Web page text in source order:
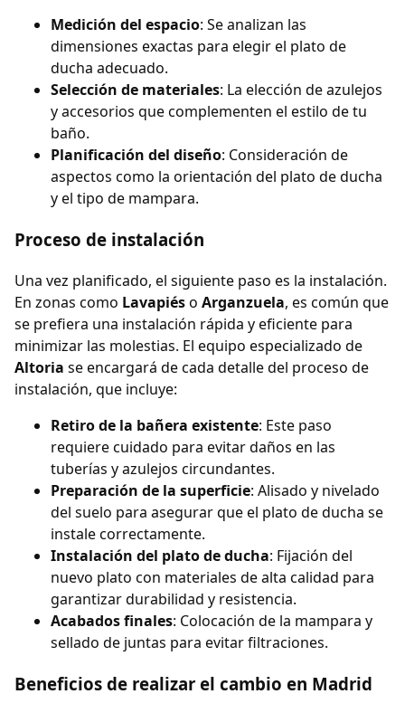
Medición del espacio: Se analizan las
dimensiones exactas para elegir el plato de
ducha adecuado.
Selección de materiales: La elección de azulejos
y accesorios que complementen el estilo de tu
baño.
Planificación del diseño: Consideración de
aspectos como la orientación del plato de ducha
y el tipo de mampara.
Proceso de instalación
Una vez planificado, el siguiente paso es la instalación.
En zonas como Lavapiéso Arganzuela, es común que
se prefiera una instalación rápida y eficiente para
minimizar las molestias. El equipo especializado de
Altoria se encargará de cada detalle del proceso de
instalación, que incluye:
Retiro de la bañera existente: Este paso
requiere cuidado para evitar daños en las
tuberías y azulejos circundantes.
Preparación de la superficie: Alisado y nivelado
del suelo para asegurar que el plato de ducha se
instale correctamente.
Instalación del plato de ducha: Fijación del
nuevo plato con materiales de alta calidad para
garantizar durabilidad y resistencia.
Acabados finales: Colocación de la mampara y
sellado de juntas para evitar filtraciones.
Beneficios de realizar el cambio en Madrid